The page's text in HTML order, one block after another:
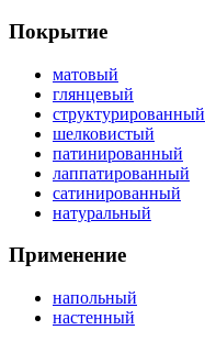
Покрытие
матовый
глянцевый
структурированный
шелковистый
патинированный
лаппатированный
сатинированный
натуральный
Применение
напольный
настенный